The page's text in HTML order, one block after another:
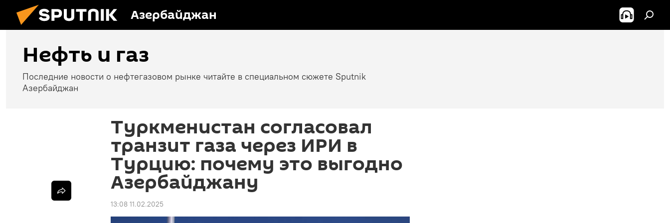
Азербайджан
Нефть и газ
Последние новости о нефтегазовом рынке читайте в специальном сюжете Sputnik
Азербайджан
Туркменистан согласовал
транзит газа через ИРИ в
Турцию: почему это выгодно
Азербайджану
13:08 11.02.2025